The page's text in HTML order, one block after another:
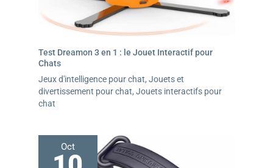
Test Dreamon 3 en 1 : le Jouet Interactif pour
Chats
Jeux d'intelligence pour chat, Jouets et
divertissement pour chat, Jouets interactifs pour
chat
Oct